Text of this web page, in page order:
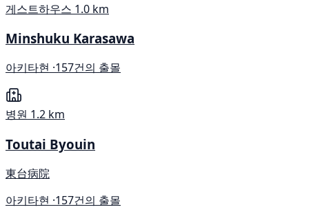
게스트하우스 1.0 km
Minshuku Karasawa
아키타현 ·157건의 출몰
병원 1.2 km
Toutai Byouin
東台病院
아키타현 ·157건의 출몰